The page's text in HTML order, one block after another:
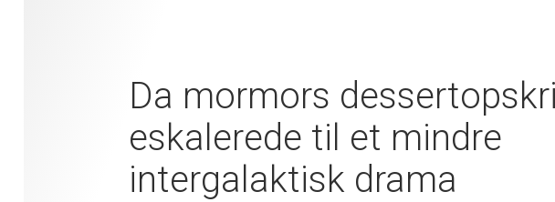
hindbærsofticen fik
og nægtede
dessert
Danish
Da hverdagen
og faldt
vitaminbombe
Da mormors
eskalerede til et mindre
intergalaktisk drama